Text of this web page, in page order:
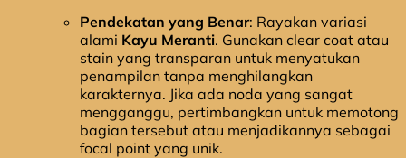
Pendekatan yang Benar: Rayakan variasi
alami Kayu Meranti. Gunakan clear coat atau
stain yang transparan untuk menyatukan
penampilan tanpa menghilangkan
karakternya. Jika ada noda yang sangat
mengganggu, pertimbangkan untuk memotong
bagian tersebut atau menjadikannya sebagai
focal point yang unik.